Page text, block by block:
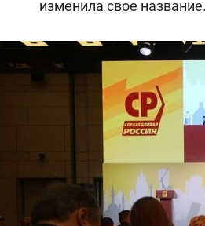
изменила свое название.
камер до квартиры и Face
ключа: какой будет
в ЖК «Нова»